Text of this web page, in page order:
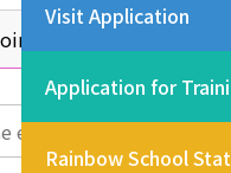
Visit Application
Application for
Rainbow School